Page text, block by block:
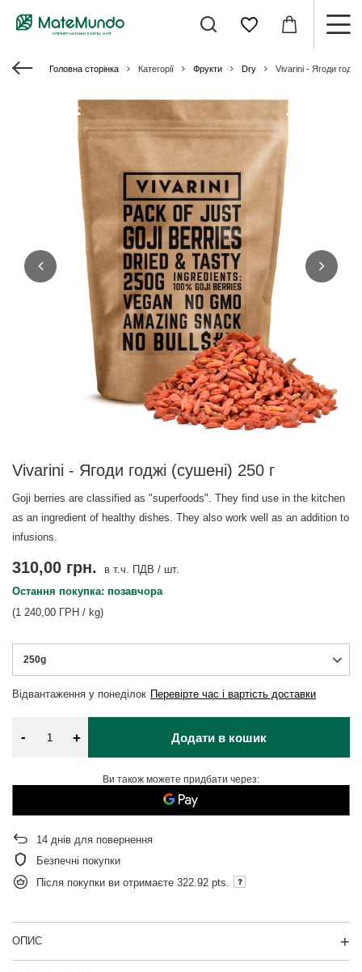
Головна сторінка Категорії Фрукти Dry Vivarini - Ягоди
Vivarini - Ягоди годжі (сушені) 250 г
Goji berries are classified as "superfoods". They find use in the kitchen
as an ingredient of healthy dishes. They also work well as an addition to
infusions.
250g
Відвантаження у понеділок Перевірте час і вартість доставки
310,00 грн. в т.ч. ПДВ / шт.
Остання покупка: позавчора
(1 240,00 ГРН / kg)
- + Додати в кошик
Ви також можете придбати через:
14 днів для повернення
Безпечні покупки
Після покупки ви отримаєте 322.92 pts.
ОПИС